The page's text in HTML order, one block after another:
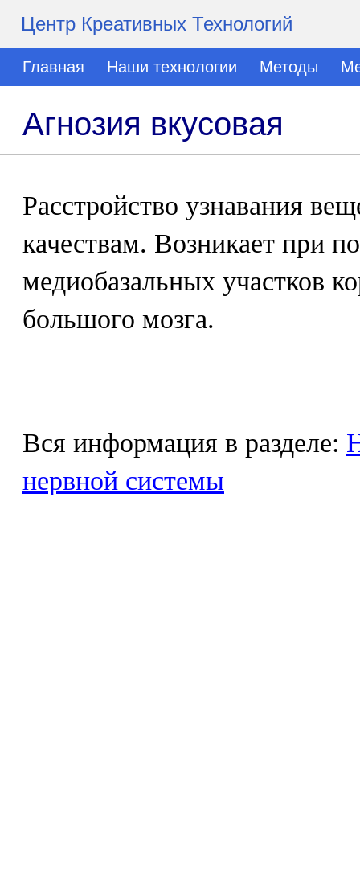
Центр Креативных Технологий
Главная Наши технологии Методы
Агнозия вкусовая
Расстройство узнавания
качествам. Возникает при
медиобазальных участков
большого мозга.
Вся информация в разделе:
нервной системы